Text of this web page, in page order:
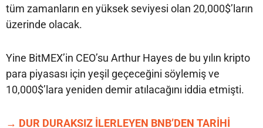
tüm zamanların en yüksek seviyesi olan 20,000$’ların
üzerinde olacak.
Yine BitMEX’in CEO’su Arthur Hayes de bu yılın kripto
para piyasası için yeşil geçeceğini söylemiş ve
10,000$’lara yeniden demir atılacağını iddia etmişti.
→ DUR DURAKSIZ İLERLEYEN BNB’DEN TARİHİ